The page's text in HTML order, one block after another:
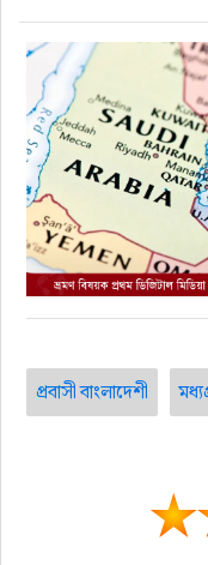
হজ-ওমরাহ
ভিডিও
আরও
প্রবাসী বাংলাদেশী